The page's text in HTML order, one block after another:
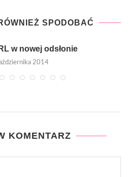
SPODOBAĆ
w nowej odsłonie
2014
KOMENTARZ